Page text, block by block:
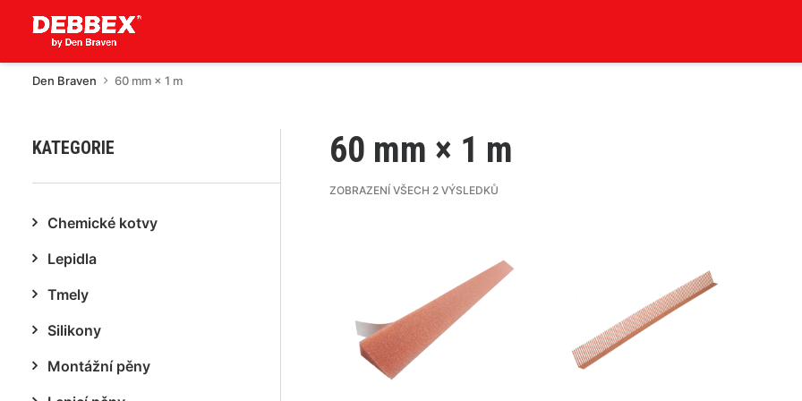
Den Braven 60 mm × 1 m
KATEGORIE
Chemické kotvy
Lepidla
Tmely
Silikony
Montážní pěny
60 mm × 1 m
ZOBRAZENÍ VŠECH 2 VÝSLEDKŮ